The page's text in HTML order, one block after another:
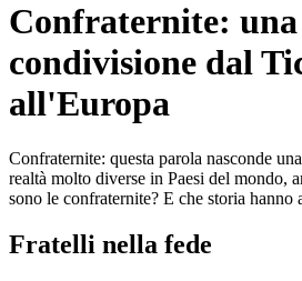
Confraternite:
condivisione dal
all'Europa
Confraternite: questa parola nasconde
realtà molto diverse in Paesi del mondo,
sono le confraternite? E che storia hanno
Fratelli nella fede